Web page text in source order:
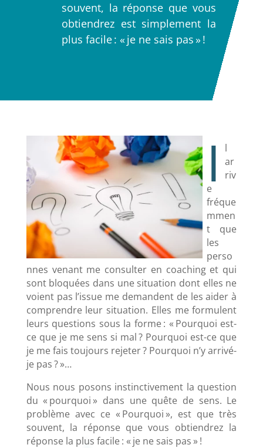
souvent, la réponse que vous
obtiendrez est simplement la
plus facile : « je ne sais pas » !
I
l
ar
riv
e
fréque
mmen
t que
les
perso
nnes venant me consulter en coaching et qui
sont bloquées dans une situation dont elles ne
voient pas l’issue me demandent de les aider à
comprendre leur situation. Elles me formulent
leurs questions sous la forme : « Pourquoi est-
ce que je me sens si mal ? Pourquoi est-ce que
je me fais toujours rejeter ? Pourquoi n’y arrivé-
je pas ? »…
Nous nous posons instinctivement la question
du « pourquoi » dans une quête de sens. Le
problème avec ce « Pourquoi », est que très
souvent, la réponse que vous obtiendrez la
réponse la plus facile : « je ne sais pas » !